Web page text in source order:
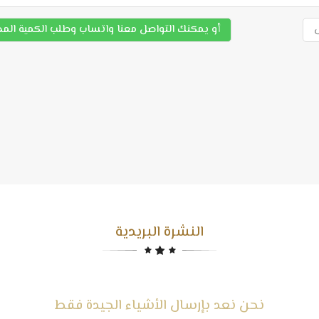
أو يمكنك التواصل معنا واتساب وطلب الكمية
النشرة البريدية
نحن نعد بإرسال الأشياء الجيدة فقط